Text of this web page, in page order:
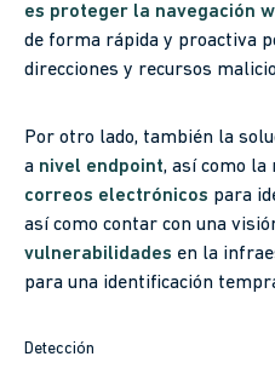
es proteger la navegación
de forma rápida y proactiva
direcciones y recursos
Por otro lado, también la
a nivel endpoint, así como la
correos electrónicos para
así como contar con una
vulnerabilidades en la
para una identificación
Detección